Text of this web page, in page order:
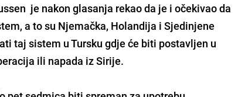
je nakon glasanja rekao da je i očekivao da
a to su Njemačka, Holandija i Sjedinjene
taj sistem u Tursku gdje će biti postavljen u
ili napada iz Sirije.